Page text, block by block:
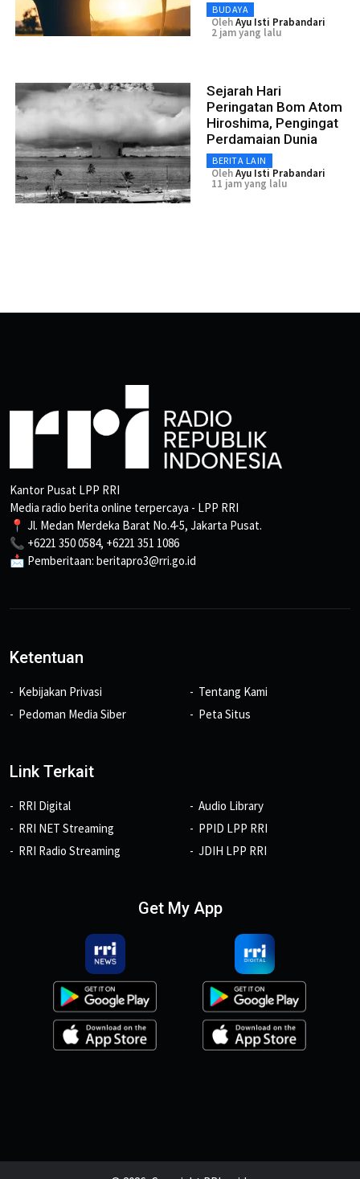
BUDAYA
OlehAyu Isti Prabandari
2 jam yang lalu
Sejarah Hari
Peringatan Bom Atom
Hiroshima, Pengingat
Perdamaian Dunia
BERITA LAIN
OlehAyu Isti Prabandari
11 jam yang lalu
Kantor Pusat LPP RRI
Media radio berita online terpercaya - LPP RRI
📍 Jl. Medan Merdeka Barat No.4-5, Jakarta Pusat.
📞 +6221 350 0584, +6221 351 1086
📩 Pemberitaan: beritapro3@rri.go.id
Ketentuan
Kebijakan Privasi
Pedoman Media Siber
Tentang Kami
Peta Situs
Link Terkait
RRI Digital
RRI NET Streaming
RRI Radio Streaming
Audio Library
PPID LPP RRI
JDIH LPP RRI
Get My App